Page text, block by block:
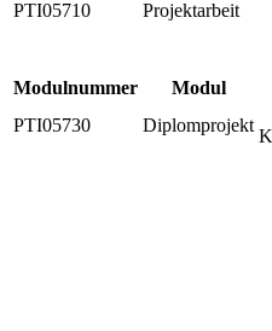
PTI05710 Projektarbeit
Modulnummer
Modul
PTI05730
Diplomprojekt